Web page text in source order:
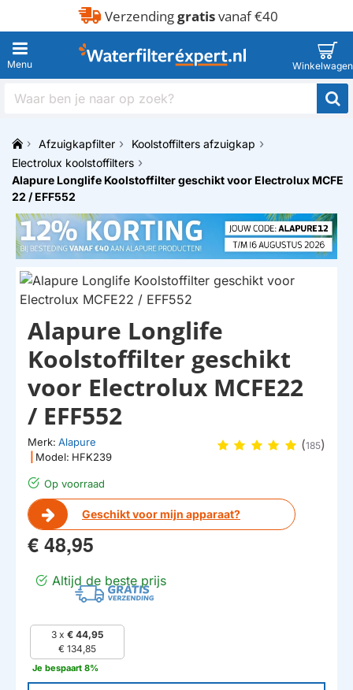
Verzendinggratisvanaf €40
Waar
naar
op
zoek?
h
o
m
Afzuigkapfilter
Koolstoffilters afzuigkap
Electrolux koolstoffilters
Alapure Longlife Koolstoffilter geschikt voor Electrolux MCFE
22 / EFF552
HUISMERK
Op voorraad
Geschikt voor mijn apparaat?
Alapure Longlife
Koolstoffilter geschikt
voor Electrolux MCFE22
/ EFF552
Merk: Alapure
Model: HFK239
(185)
€ 48,95
Altijd de beste prijs
3 x € 44,95
€ 134,85
Je bespaart 8%